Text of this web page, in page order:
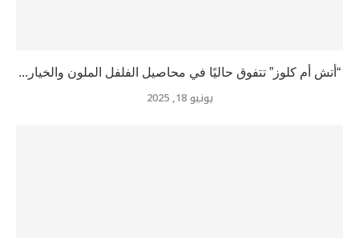
“أتش أم كلوز” تتفوق حاليًا في محاصيل الفلفل الملون والخيار...
يونيو 18, 2025